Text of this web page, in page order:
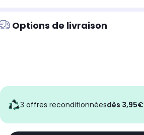
Options de livraison
3 offres reconditionnées dès 3,95€